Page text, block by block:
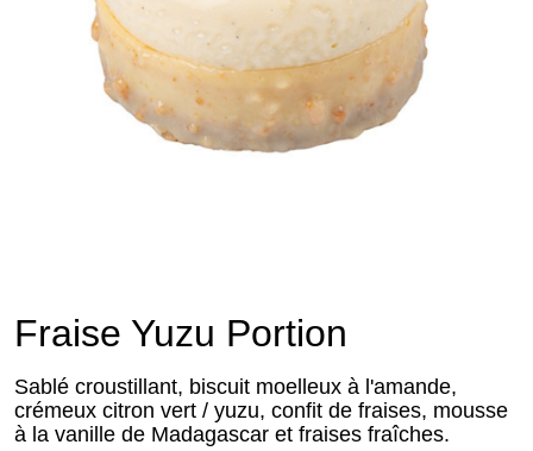
Fraise Yuzu Portion
Sablé croustillant, biscuit moelleux à l'amande,
crémeux citron vert / yuzu, confit de fraises, mousse
à la vanille de Madagascar et fraises fraîches.